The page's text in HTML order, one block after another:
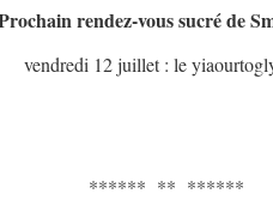
rendez-vous sucré de
vendredi 12 juillet : le
****** ** ******